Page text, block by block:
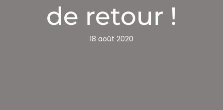
de retour !
18 août 2020